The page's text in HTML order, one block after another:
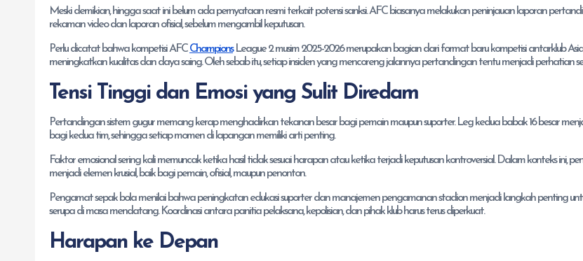
Meski demikian, hingga saat ini belum ada pernyataan resmi terkait potensi sanksi. AFC biasanya melakukan peninjauan laporan
rekaman video dan laporan ofisial, sebelum mengambil keputusan.
Perlu dicatat bahwa kompetisi AFCChampionsLeague 2 musim 2025-2026 merupakan bagian dari format baru kompetisi antarklub
meningkatkan kualitas dan daya saing. Oleh sebab itu, setiap insiden yang mencoreng jalannya pertandingan tentu menjadi perhatian
Tensi Tinggi dan Emosi yang Sulit Diredam
Pertandingan sistem gugur memang kerap menghadirkan tekanan besar bagi pemain maupun suporter. Leg kedua babak 16 besar
bagi kedua tim, sehingga setiap momen di lapangan memiliki arti penting.
Faktor emosional sering kali memuncak ketika hasil tidak sesuai harapan atau ketika terjadi keputusan kontroversial. Dalam konteks ini,
menjadi elemen krusial, baik bagi pemain, ofisial, maupun penonton.
Pengamat sepak bola menilai bahwa peningkatan edukasi suporter dan manajemen pengamanan stadion menjadi langkah penting
serupa di masa mendatang. Koordinasi antara panitia pelaksana, kepolisian, dan pihak klub harus terus diperkuat.
Harapan ke Depan